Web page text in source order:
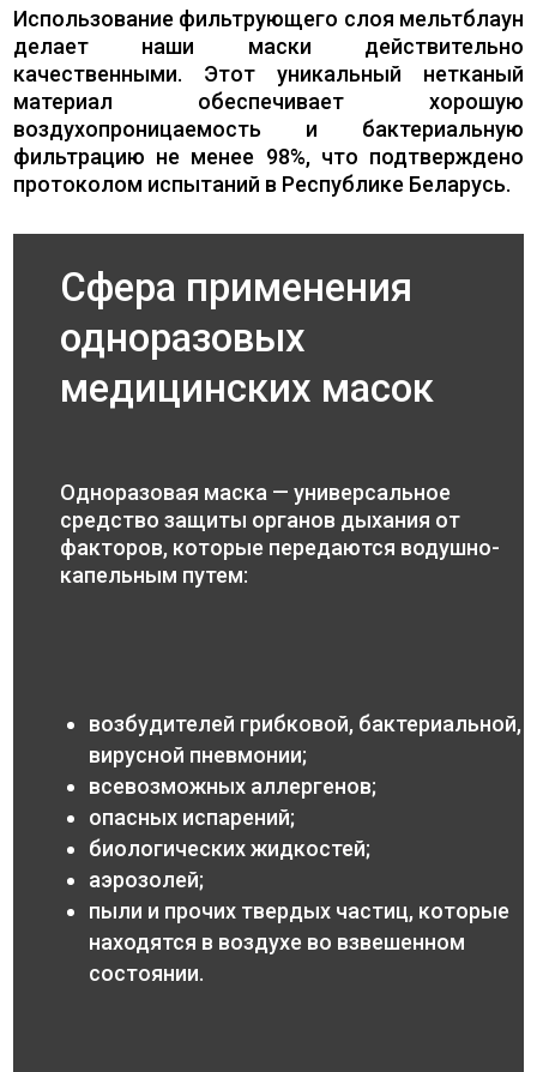
Использование фильтрующего слоя мельтблаун
делает наши маски действительно
качественными. Этот уникальный нетканый
материал обеспечивает хорошую
воздухопроницаемость и бактериальную
фильтрацию не менее 98%, что подтверждено
протоколом испытаний в Республике Беларусь.
Сфера применения
одноразовых
медицинских масок
Одноразовая маска — универсальное
средство защиты органов дыхания от
факторов, которые передаются водушно-
капельным путем:
возбудителей грибковой, бактериальной,
вирусной пневмонии;
всевозможных аллергенов;
опасных испарений;
биологических жидкостей;
аэрозолей;
пыли и прочих твердых частиц, которые
находятся в воздухе во взвешенном
состоянии.